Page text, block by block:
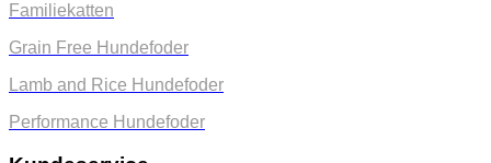
Familiekatten
Grain Free Hundefoder
Lamb and Rice Hundefoder
Performance Hundefoder